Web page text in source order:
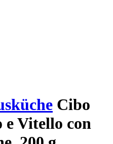
Cibo
Vitello con